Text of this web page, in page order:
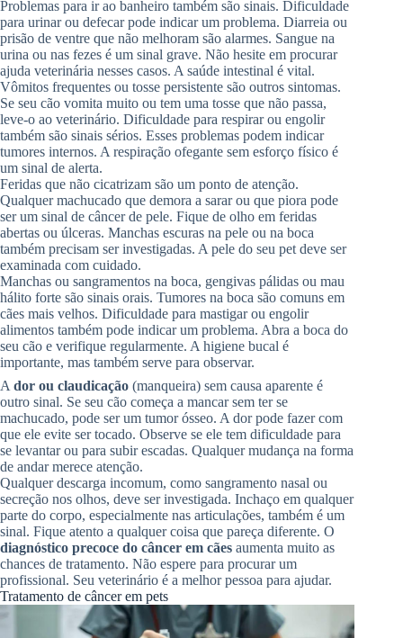
Problemas para ir ao banheiro também são sinais. Dificuldade
para urinar ou defecar pode indicar um problema. Diarreia ou
prisão de ventre que não melhoram são alarmes. Sangue na
urina ou nas fezes é um sinal grave. Não hesite em procurar
ajuda veterinária nesses casos. A saúde intestinal é vital.
Vômitos frequentes ou tosse persistente são outros sintomas.
Se seu cão vomita muito ou tem uma tosse que não passa,
leve-o ao veterinário. Dificuldade para respirar ou engolir
também são sinais sérios. Esses problemas podem indicar
tumores internos. A respiração ofegante sem esforço físico é
um sinal de alerta.
Feridas que não cicatrizam são um ponto de atenção.
Qualquer machucado que demora a sarar ou que piora pode
ser um sinal de câncer de pele. Fique de olho em feridas
abertas ou úlceras. Manchas escuras na pele ou na boca
também precisam ser investigadas. A pele do seu pet deve ser
examinada com cuidado.
Manchas ou sangramentos na boca, gengivas pálidas ou mau
hálito forte são sinais orais. Tumores na boca são comuns em
cães mais velhos. Dificuldade para mastigar ou engolir
alimentos também pode indicar um problema. Abra a boca do
seu cão e verifique regularmente. A higiene bucal é
importante, mas também serve para observar.
A dor ou claudicação (manqueira) sem causa aparente é
outro sinal. Se seu cão começa a mancar sem ter se
machucado, pode ser um tumor ósseo. A dor pode fazer com
que ele evite ser tocado. Observe se ele tem dificuldade para
se levantar ou para subir escadas. Qualquer mudança na forma
de andar merece atenção.
Qualquer descarga incomum, como sangramento nasal ou
secreção nos olhos, deve ser investigada. Inchaço em qualquer
parte do corpo, especialmente nas articulações, também é um
sinal. Fique atento a qualquer coisa que pareça diferente. O
diagnóstico precoce do câncer em cães aumenta muito as
chances de tratamento. Não espere para procurar um
profissional. Seu veterinário é a melhor pessoa para ajudar.
Tratamento de câncer em pets